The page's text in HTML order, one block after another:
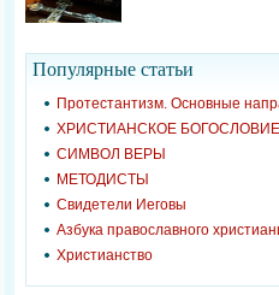
Популярные cтатьи
Протестантизм. Основные
ХРИСТИАНСКОЕ БОГОСЛОВИЕ
СИМВОЛ ВЕРЫ
МЕТОДИСТЫ
Свидетели Иеговы
Азбука православного
Христианство